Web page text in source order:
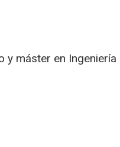
y máster en Ingeniería